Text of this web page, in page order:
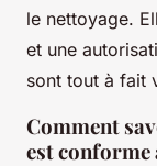
le nettoyage.
et une
sont tout à fait
Comment
est conforme